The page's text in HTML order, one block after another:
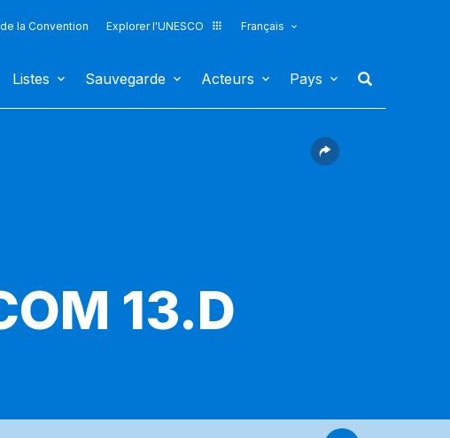
la Convention Explorer l'UNESCO
Français
Listes Sauvegarde Acteurs Pays
13.D